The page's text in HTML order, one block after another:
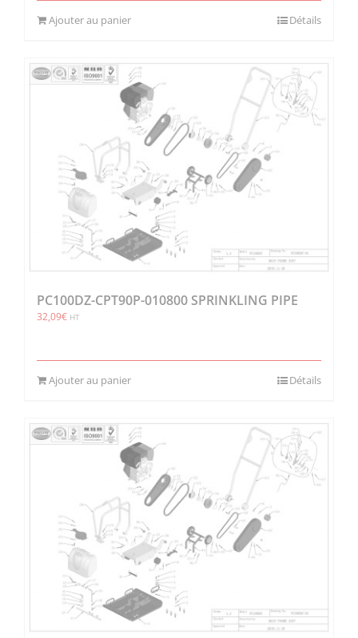
Ajouter au panier Détails
PC100DZ-CPT90P-010800 SPRINKLING PIPE
32,09€ HT
Ajouter au panier Détails